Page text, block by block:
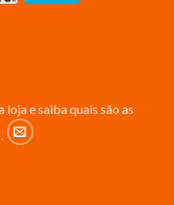
loja e saiba quais são as